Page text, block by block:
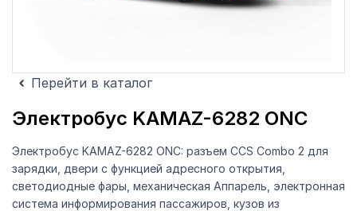
Перейти в каталог
Электробус KAMAZ-6282 ONC
Электробус KAMAZ-6282 ONC: разъем CCS Combo 2 для
зарядки, двери c функцией адресного открытия,
светодиодные фары, механическая Аппарель, электронная
система информирования пассажиров, кузов из